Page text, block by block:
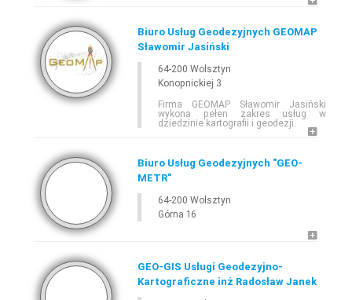
E-GEODETA.COM WIELKOPOLSKIE » WOLSZTYN
Biuro Usług Geodezyjnych GEOMAP
Sławomir Jasiński
64-200 Wolsztyn
Konopnickiej 3
Firma GEOMAP Sławomir Jasiński
wykona pełen zakres usług w
dziedzinie kartografii i geodezji.
Biuro Usług Geodezyjnych "GEO-
METR"
64-200 Wolsztyn
Górna 16
GEO-GIS Usługi Geodezyjno-
Kartograficzne inż Radosław Janek